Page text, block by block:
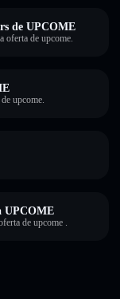
de UPCOME
oferta de upcome.
upcome.
UPCOME
de upcome .